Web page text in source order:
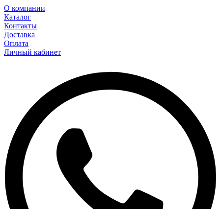
О компании
Каталог
Контакты
Доставка
Оплата
Личный кабинет